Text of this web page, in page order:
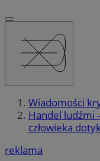
Wiadomości
Handel ludźmi
człowieka
reklama